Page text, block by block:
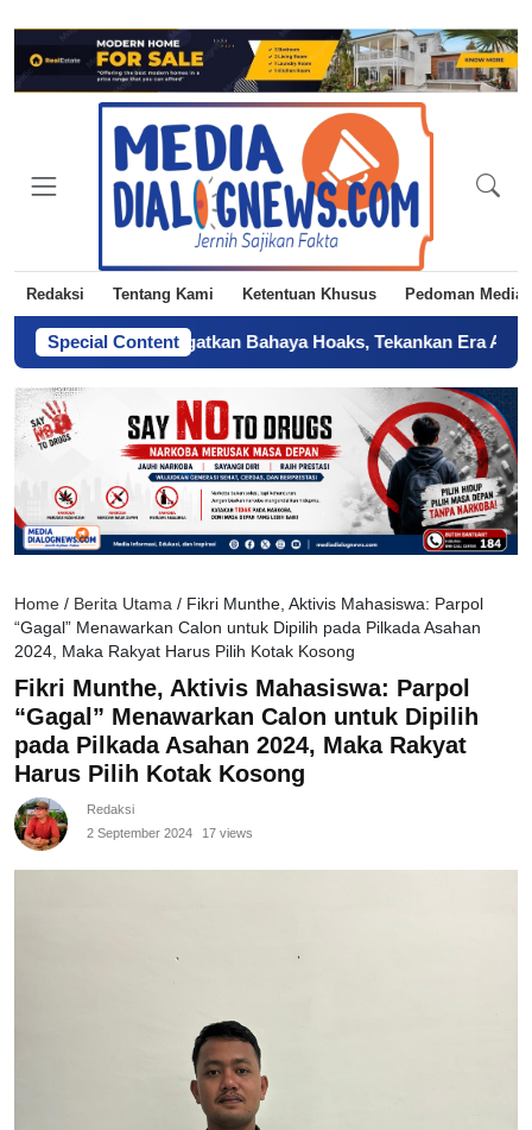
Redaksi Tentang Kami Ketentuan Khusus Pedoman Media
Special Content
Jakarta Ingatkan Bahaya Hoaks, Tekankan Era AI- Sertifikat
Home / Berita Utama / Fikri Munthe, Aktivis Mahasiswa: Parpol
“Gagal” Menawarkan Calon untuk Dipilih pada Pilkada Asahan
2024, Maka Rakyat Harus Pilih Kotak Kosong
Fikri Munthe, Aktivis Mahasiswa: Parpol
“Gagal” Menawarkan Calon untuk Dipilih
pada Pilkada Asahan 2024, Maka Rakyat
Harus Pilih Kotak Kosong
Redaksi
2 September 2024
17 views